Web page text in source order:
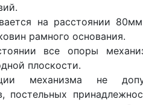
на расстоянии
рамного основания.
все опоры
плоскости.
механизма не
постельных